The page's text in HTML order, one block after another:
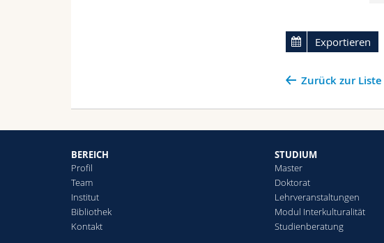
Exportieren
Zurück zur Liste
BEREICH
Profil
Team
Institut
Bibliothek
Kontakt
STUDIUM
Master
Doktorat
Lehrveranstaltungen
Modul Interkulturalität
Studienberatung